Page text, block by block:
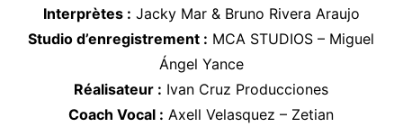
Interprètes : Jacky Mar & Bruno Rivera Araujo
Studio d’enregistrement : MCA STUDIOS – Miguel
Ángel Yance
Réalisateur : Ivan Cruz Producciones
Coach Vocal : Axell Velasquez – Zetian